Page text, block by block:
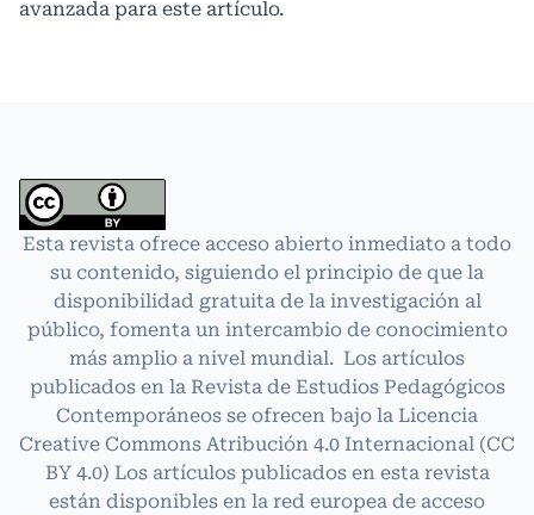
avanzada para este artículo.
Esta revista ofrece acceso abierto inmediato a todo
su contenido, siguiendo el principio de que la
disponibilidad gratuita de la investigación al
público, fomenta un intercambio de conocimiento
más amplio a nivel mundial. Los artículos
publicados en la Revista de Estudios Pedagógicos
Contemporáneos se ofrecen bajo la Licencia
Creative Commons Atribución 4.0 Internacional (CC
BY 4.0) Los artículos publicados en esta revista
están disponibles en la red europea de acceso